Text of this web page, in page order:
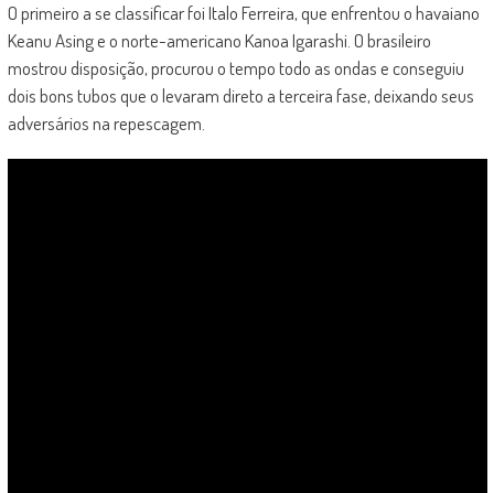
O primeiro a se classificar foi Italo Ferreira, que enfrentou o havaiano
Keanu Asing e o norte-americano Kanoa Igarashi. O brasileiro
mostrou disposição, procurou o tempo todo as ondas e conseguiu
dois bons tubos que o levaram direto a terceira fase, deixando seus
adversários na repescagem.